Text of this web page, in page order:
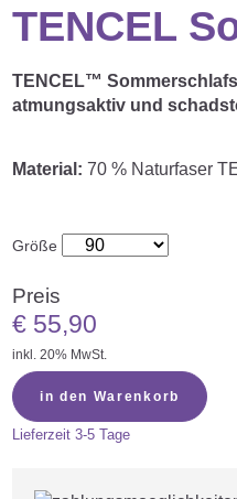
TENCEL
TENCEL™
atmungsaktiv und
Material: 70 % Naturfaser
Größe
Preis
€ 55,90
inkl. 20% MwSt.
in den Warenkorb
Lieferzeit 3-5 Tage